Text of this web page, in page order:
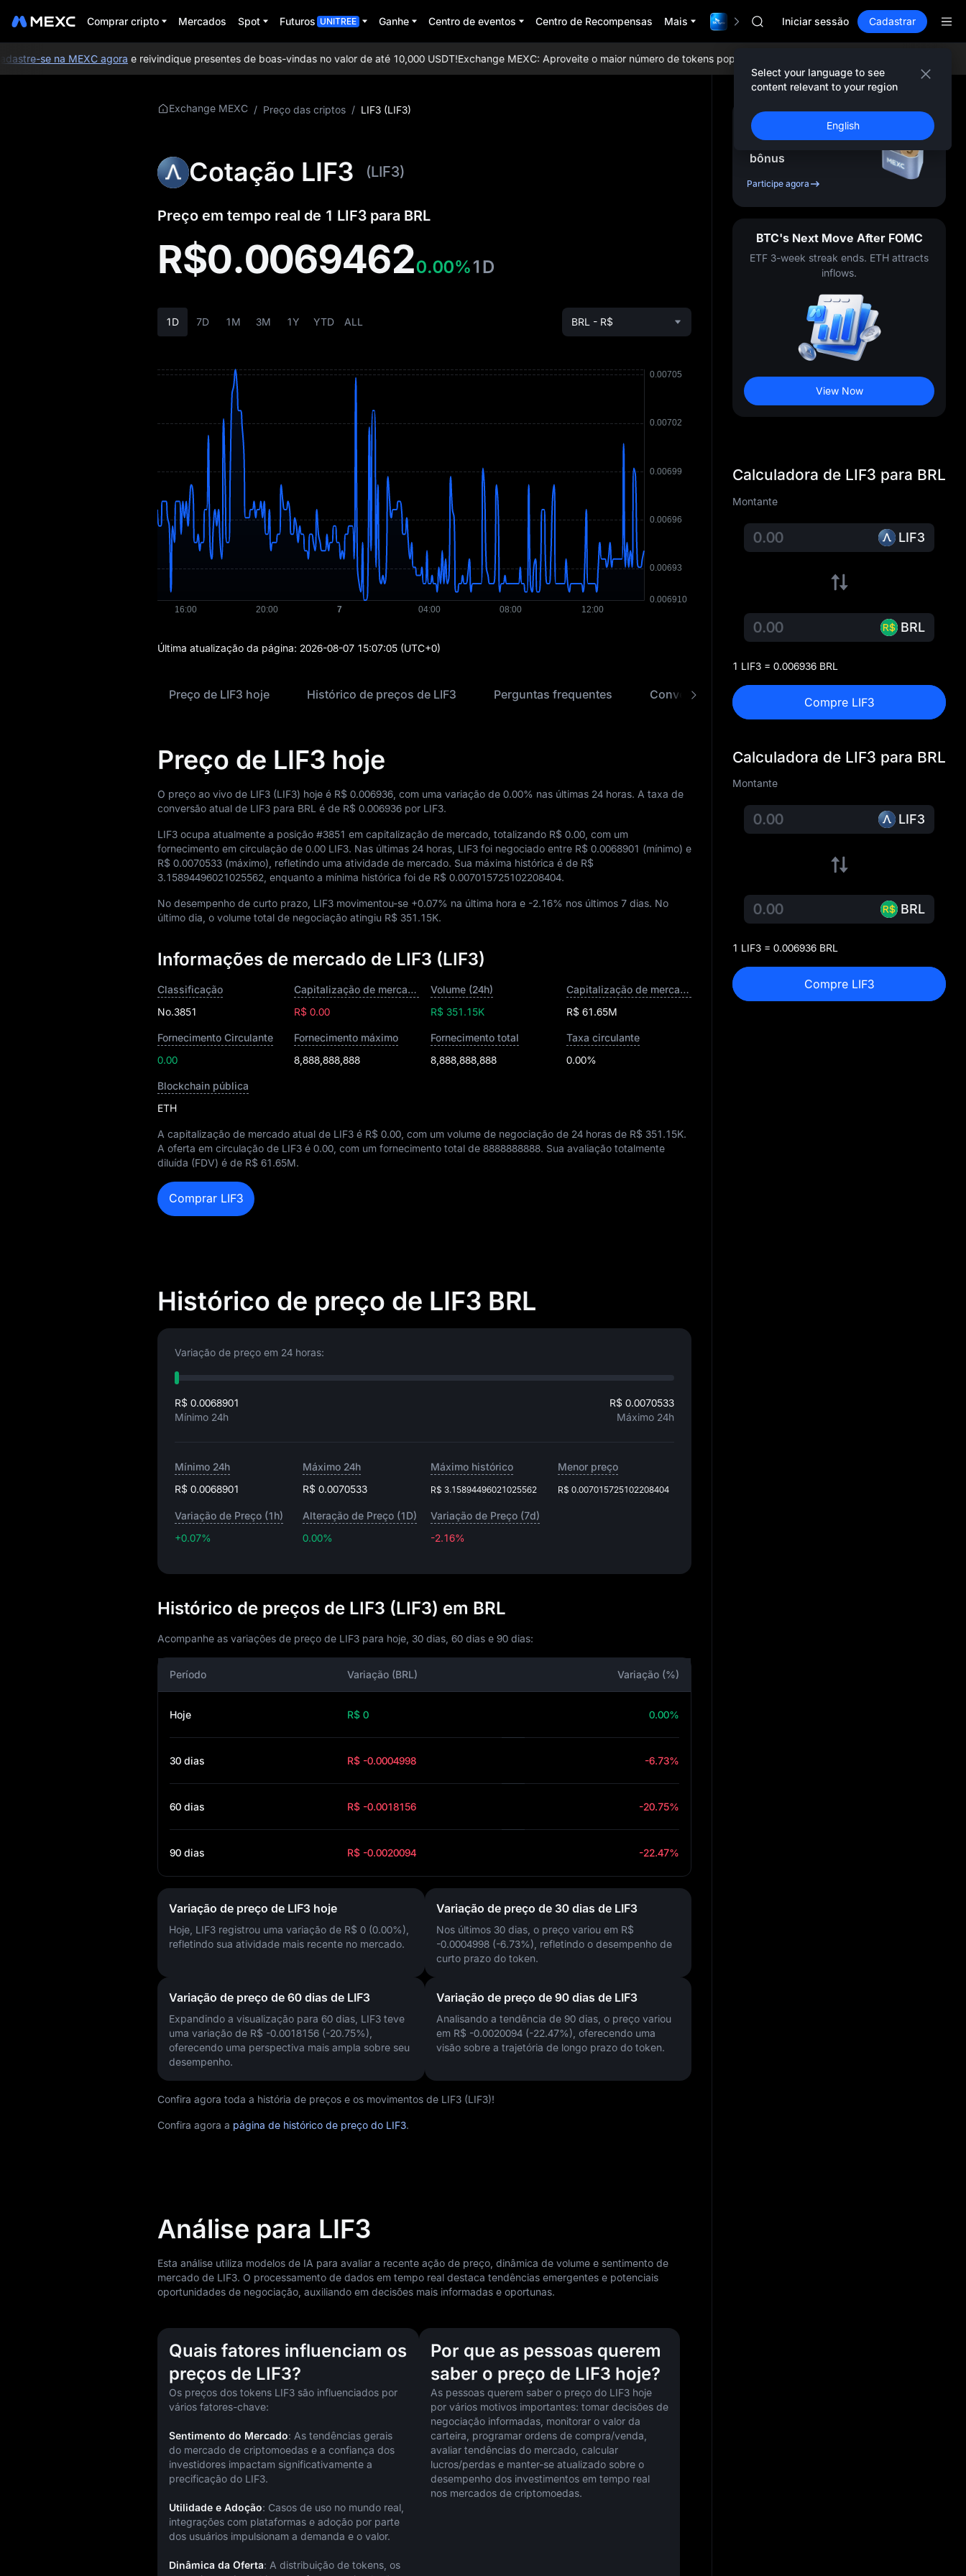
Comprar cripto Mercados Spot Futuros UNITREE Ganhe Centro de eventos Centro de Recompensas Mais $1,000,000 TradFi Gala
AAOI
SPCX rises despite lock-up expiry
GOLD(XAU)
SKYAI
UNITREE STAR Market Subscription on
SPCX rises despite lock-up expiry
Iniciar sessão Cadastrar
Select your language to see
content relevant to your region
English
se na MEXC agorae reivindique presentes de boas-vindas no valor de até 10,000 USDT!Exchange MEXC: Aproveite o maior número de tokens populares, airdrops diários, as menores taxas de
Exchange MEXC / Preço das criptos / LIF3 (LIF3)
Cotação LIF3 (LIF3)
Preço em tempo real de 1 LIF3 para BRL
R$0.00694620.00%1D
1D 7D 1M 3M 1Y YTD ALL BRL - R$
Última atualização da página: 2026-08-07 15:07:05 (UTC+0)
Preço de LIF3 hoje Histórico de preços de LIF3 Perguntas frequentes Conversor de LIF3 para BRL
Preço de LIF3 hoje
O preço ao vivo de LIF3 (LIF3) hoje é R$ 0.006936 , com uma variação de 0.00% nas últimas 24 horas. A taxa de
conversão atual de LIF3 para BRL é de R$ 0.006936 por LIF3.
LIF3 ocupa atualmente a posição #3851 em capitalização de mercado, totalizando R$ 0.00 , com um
fornecimento em circulação de 0.00 LIF3. Nas últimas 24 horas, LIF3 foi negociado entre R$ 0.0068901 (mínimo) e
R$ 0.0070533 (máximo), refletindo uma atividade de mercado. Sua máxima histórica é de R$
3.15894496021025562 , enquanto a mínima histórica foi de R$ 0.007015725102208404.
No desempenho de curto prazo, LIF3 movimentou-se +0.07% na última hora e -2.16% nos últimos 7 dias. No
último dia, o volume total de negociação atingiu R$ 351.15K.
Informações de mercado de LIF3 (LIF3)
Classificação
No.3851
Capitalização de mercado
R$ 0.00
Volume (24h)
R$ 351.15K
Capitalização de mercado totalmente diluída
R$ 61.65M
Fornecimento Circulante
0.00
Fornecimento máximo
8,888,888,888
Fornecimento total
8,888,888,888
Taxa circulante
0.00%
Blockchain pública
ETH
A capitalização de mercado atual de LIF3 é R$ 0.00 , com um volume de negociação de 24 horas de R$ 351.15K.
A oferta em circulação de LIF3 é 0.00 , com um fornecimento total de 8888888888. Sua avaliação totalmente
diluída (FDV) é de R$ 61.65M.
Comprar LIF3
Histórico de preço de LIF3 BRL
Variação de preço em 24 horas:
R$ 0.0068901
Mínimo 24h
R$ 0.0070533
Máximo 24h
Mínimo 24h
R$ 0.0068901
Máximo 24h
R$ 0.0070533
Máximo histórico
R$ 3.15894496021025562
Menor preço
R$ 0.007015725102208404
Variação de Preço (1h)
+0.07%
Alteração de Preço (1D)
0.00%
Variação de Preço (7d)
-2.16%
Histórico de preços de LIF3 (LIF3) em BRL
Acompanhe as variações de preço de LIF3 para hoje, 30 dias, 60 dias e 90 dias:
Período Variação (BRL) Variação (%)
Hoje R$ 0 0.00%
30 dias R$ -0.0004998 -6.73%
60 dias R$ -0.0018156 -20.75%
90 dias R$ -0.0020094 -22.47%
Variação de preço de LIF3 hoje
Hoje, LIF3 registrou uma variação de R$ 0 (0.00%)
refletindo sua atividade mais recente no mercado.
Variação de preço de 30 dias de LIF3
Nos últimos 30 dias, o preço variou em R$
-0.0004998 (-6.73%) , refletindo o desempenho de
curto prazo do token.
Variação de preço de 60 dias de LIF3
Expandindo a visualização para 60 dias, LIF3 teve
uma variação de R$ -0.0018156 (-20.75%)
oferecendo uma perspectiva mais ampla sobre seu
desempenho.
Variação de preço de 90 dias de LIF3
Analisando a tendência de 90 dias, o preço variou
em R$ -0.0020094 (-22.47%) , oferecendo uma
visão sobre a trajetória de longo prazo do token.
Confira agora toda a história de preços e os movimentos de LIF3 (LIF3)!
Confira agora a página de histórico de preço do LIF3.
Análise para LIF3
Esta análise utiliza modelos de IA para avaliar a recente ação de preço, dinâmica de volume e sentimento de
mercado de LIF3. O processamento de dados em tempo real destaca tendências emergentes e potenciais
oportunidades de negociação, auxiliando em decisões mais informadas e oportunas.
Quais fatores influenciam os
preços de LIF3?
Os preços dos tokens LIF3 são influenciados por
vários fatores-chave:
Sentimento do Mercado: As tendências gerais
do mercado de criptomoedas e a confiança dos
investidores impactam significativamente a
precificação do LIF3.
Utilidade e Adoção: Casos de uso no mundo real,
integrações com plataformas e adoção por parte
dos usuários impulsionam a demanda e o valor.
Dinâmica da Oferta: A distribuição de tokens, os
Por que as pessoas querem
saber o preço de LIF3 hoje?
As pessoas querem saber o preço do LIF3 hoje
por vários motivos importantes: tomar decisões de
negociação informadas, monitorar o valor da
carteira, programar ordens de compra/venda,
avaliar tendências do mercado, calcular
lucros/perdas e manter-se atualizado sobre o
desempenho dos investimentos em tempo real
nos mercados de criptomoedas.
Cadastre-se e receba
até 10,000USDT em
bônus
Participe agora
BTC's Next Move After FOMC
ETF 3-week streak ends. ETH attracts
inflows.
View Now
Calculadora de LIF3 para BRL
Montante
LIF3
BRL
1 LIF3 = 0.006936 BRL
Compre LIF3
Calculadora de LIF3 para BRL
Montante
LIF3
BRL
1 LIF3 = 0.006936 BRL
Compre LIF3